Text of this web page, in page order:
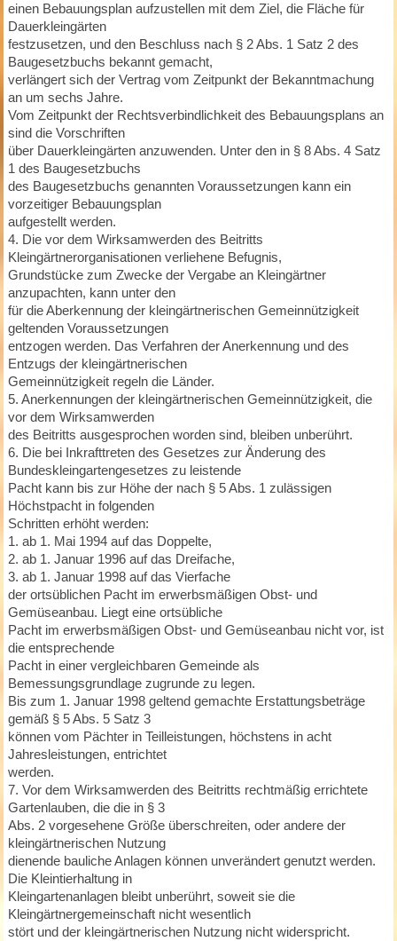
einen Bebauungsplan aufzustellen mit dem Ziel, die Fläche für
Dauerkleingärten
festzusetzen, und den Beschluss nach § 2 Abs. 1 Satz 2 des
Baugesetzbuchs bekannt gemacht,
verlängert sich der Vertrag vom Zeitpunkt der Bekanntmachung
an um sechs Jahre.
Vom Zeitpunkt der Rechtsverbindlichkeit des Bebauungsplans an
sind die Vorschriften
über Dauerkleingärten anzuwenden. Unter den in § 8 Abs. 4 Satz
1 des Baugesetzbuchs
des Baugesetzbuchs genannten Voraussetzungen kann ein
vorzeitiger Bebauungsplan
aufgestellt werden.
4. Die vor dem Wirksamwerden des Beitritts
Kleingärtnerorganisationen verliehene Befugnis,
Grundstücke zum Zwecke der Vergabe an Kleingärtner
anzupachten, kann unter den
für die Aberkennung der kleingärtnerischen Gemeinnützigkeit
geltenden Voraussetzungen
entzogen werden. Das Verfahren der Anerkennung und des
Entzugs der kleingärtnerischen
Gemeinnützigkeit regeln die Länder.
5. Anerkennungen der kleingärtnerischen Gemeinnützigkeit, die
vor dem Wirksamwerden
des Beitritts ausgesprochen worden sind, bleiben unberührt.
6. Die bei Inkrafttreten des Gesetzes zur Änderung des
Bundeskleingartengesetzes zu leistende
Pacht kann bis zur Höhe der nach § 5 Abs. 1 zulässigen
Höchstpacht in folgenden
Schritten erhöht werden:
1. ab 1. Mai 1994 auf das Doppelte,
2. ab 1. Januar 1996 auf das Dreifache,
3. ab 1. Januar 1998 auf das Vierfache
der ortsüblichen Pacht im erwerbsmäßigen Obst- und
Gemüseanbau. Liegt eine ortsübliche
Pacht im erwerbsmäßigen Obst- und Gemüseanbau nicht vor, ist
die entsprechende
Pacht in einer vergleichbaren Gemeinde als
Bemessungsgrundlage zugrunde zu legen.
Bis zum 1. Januar 1998 geltend gemachte Erstattungsbeträge
gemäß § 5 Abs. 5 Satz 3
können vom Pächter in Teilleistungen, höchstens in acht
Jahresleistungen, entrichtet
werden.
7. Vor dem Wirksamwerden des Beitritts rechtmäßig errichtete
Gartenlauben, die die in § 3
Abs. 2 vorgesehene Größe überschreiten, oder andere der
kleingärtnerischen Nutzung
dienende bauliche Anlagen können unverändert genutzt werden.
Die Kleintierhaltung in
Kleingartenanlagen bleibt unberührt, soweit sie die
Kleingärtnergemeinschaft nicht wesentlich
stört und der kleingärtnerischen Nutzung nicht widerspricht.